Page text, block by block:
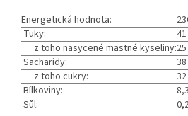
Energetická hodnota:
Tuky:
z toho nasycené mastné kyseliny:
Sacharidy:
z toho cukry:
Bílkoviny:
Sůl: